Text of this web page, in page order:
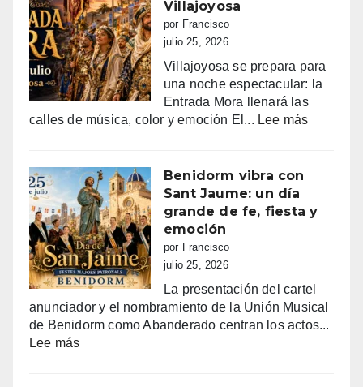
NUCIA
DEL
AL
18
DE
AGOSTO
Villajoyosa
por Francisco
julio 25, 2026
Villajoyosa se prepara para
una noche espectacular: la
Entrada Mora llenará las
calles de música, color y emoción El... Lee más:
Benidorm vibra con
Sant Jaume: un día
grande de fe, fiesta y
emoción
por Francisco
julio 25, 2026
La presentación del cartel
anunciador y el nombramiento de la Unión Musical
de Benidorm como Abanderado centran los actos...
Lee más: